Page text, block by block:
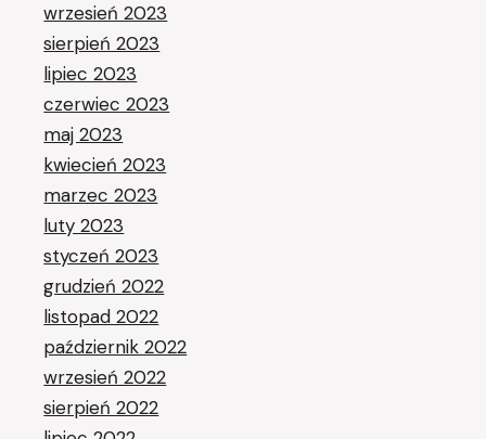
wrzesień 2023
sierpień 2023
lipiec 2023
czerwiec 2023
maj 2023
kwiecień 2023
marzec 2023
luty 2023
styczeń 2023
grudzień 2022
listopad 2022
październik 2022
wrzesień 2022
sierpień 2022